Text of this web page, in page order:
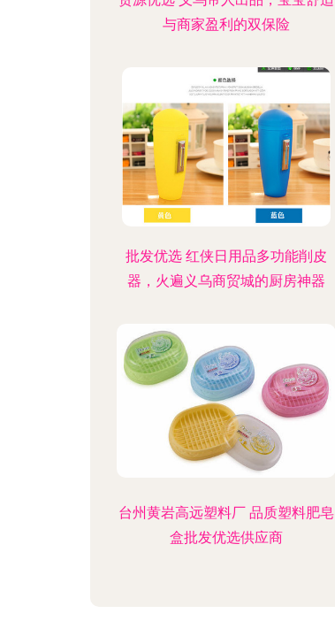
与商家盈利的双保险
批发优选 红侠日用品多功能削皮
器，火遍义乌商贸城的厨房神器
台州黄岩高远塑料厂 品质塑料肥皂
盒批发优选供应商